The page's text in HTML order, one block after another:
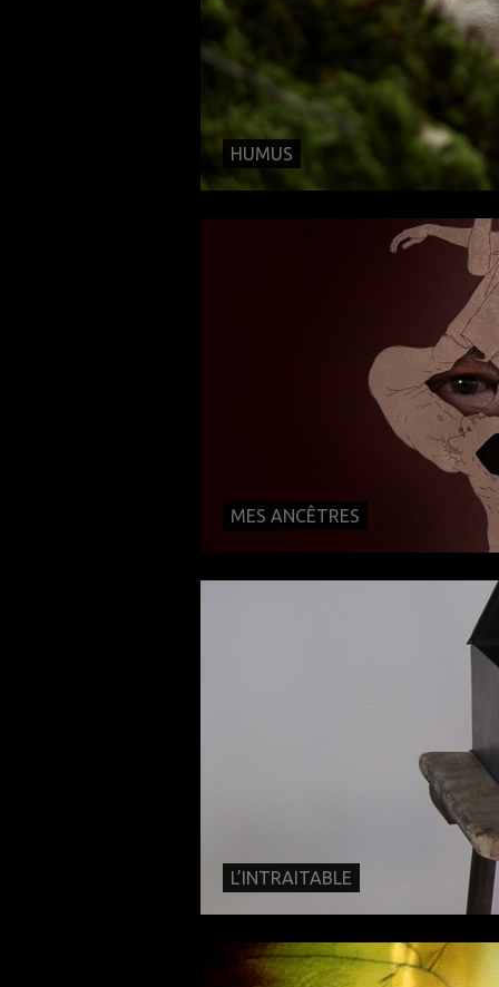
HUMUS
MES ANCÊTRES
L’INTRAITABLE